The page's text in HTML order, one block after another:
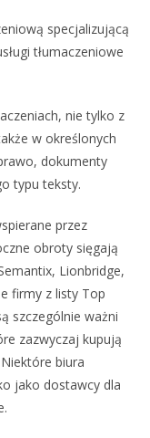
specjalizującą
tłumaczeniowe
nie tylko z
w określonych
dokumenty
typu teksty.
przez
obroty sięgają
Lionbridge,
firmy z listy Top
szczególnie ważni
zazwyczaj kupują
biura
jako dostawcy dla